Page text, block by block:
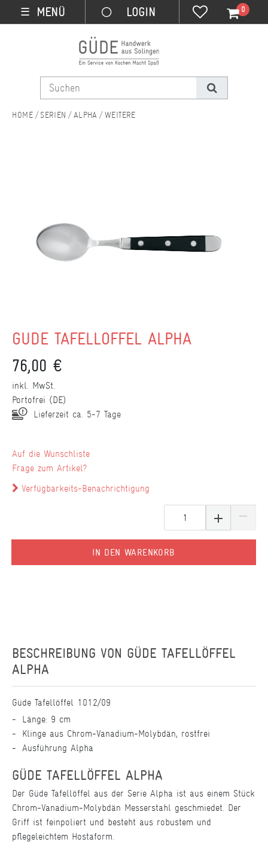
☰ MENÜ 0
SERIEN ALPHA WEITERE
GÜDE TAFELLÖFFEL ALPHA
76,00 €
inkl. MwSt.
Portofrei (DE)
Lieferzeit ca. 5-7 Tage
IN DEN WARENKORB
Wunschliste
Frage zum Artikel?
Verfügbarkeits-Benachrichtigung
BESCHREIBUNG VON GÜDE TAFELLÖFFEL
ALPHA
Güde Tafellöffel 1012/09
Länge: 9 cm
Klinge aus Chrom-Vanadium-Molybdän, rostfrei
Ausführung Alpha
GÜDE TAFELLÖFFEL ALPHA
Der Güde Tafellöffel aus der Serie Alpha ist aus einem Stück
Chrom-Vanadium-Molybdän Messerstahl geschmiedet. Der
Griff ist feinpoliert und besteht aus robustem und
pflegeleichtem Hostaform.